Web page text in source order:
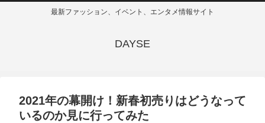
最新ファッション、イベント、エンタメ情報サイト
DAYSE
2021年の幕開け！新春初売りはどうなって
いるのか見に行ってみた